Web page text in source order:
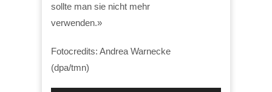
sollte man sie nicht mehr
verwenden.»
Fotocredits: Andrea Warnecke
(dpa/tmn)